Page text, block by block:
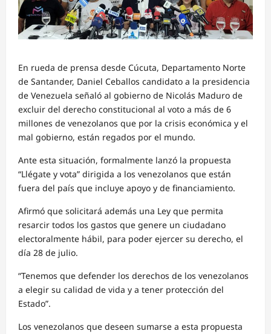
En rueda de prensa desde Cúcuta, Departamento Norte
de Santander, Daniel Ceballos candidato a la presidencia
de Venezuela señaló al gobierno de Nicolás Maduro de
excluir del derecho constitucional al voto a más de 6
millones de venezolanos que por la crisis económica y el
mal gobierno, están regados por el mundo.
Ante esta situación, formalmente lanzó la propuesta
“Llégate y vota” dirigida a los venezolanos que están
fuera del país que incluye apoyo y de financiamiento.
Afirmó que solicitará además una Ley que permita
resarcir todos los gastos que genere un ciudadano
electoralmente hábil, para poder ejercer su derecho, el
día 28 de julio.
“Tenemos que defender los derechos de los venezolanos
a elegir su calidad de vida y a tener protección del
Estado”.
Los venezolanos que deseen sumarse a esta propuesta